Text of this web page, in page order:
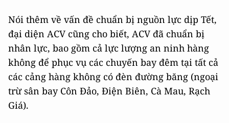
Nói thêm về vấn đề chuẩn bị nguồn lực dịp Tết,
đại diện ACV cũng cho biết, ACV đã chuẩn bị
nhân lực, bao gồm cả lực lượng an ninh hàng
không để phục vụ các chuyến bay đêm tại tất cả
các cảng hàng không có đèn đường băng (ngoại
trừ sân bay Côn Đảo, Điện Biên, Cà Mau, Rạch
Giá).